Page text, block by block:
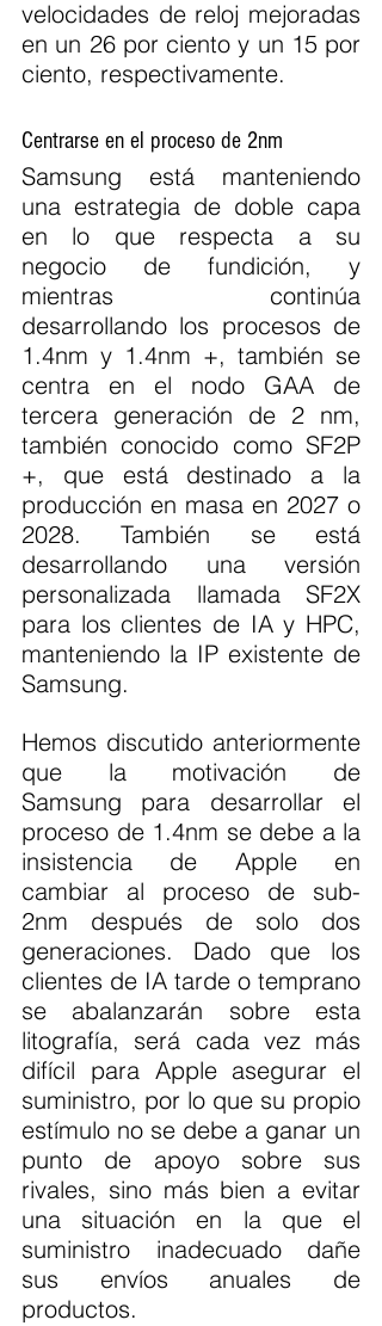
velocidades de reloj mejoradas
en un 26 por ciento y un 15 por
ciento, respectivamente.
Centrarse en el proceso de 2nm
Samsung está manteniendo
una estrategia de doble capa
en lo que respecta a su
negocio de fundición, y
mientras continúa
desarrollando los procesos de
1.4nm y 1.4nm +, también se
centra en el nodo GAA de
tercera generación de 2 nm,
también conocido como SF2P
+, que está destinado a la
producción en masa en 2027 o
2028. También se está
desarrollando una versión
personalizada llamada SF2X
para los clientes de IA y HPC,
manteniendo la IP existente de
Samsung.
Hemos discutido anteriormente
que la motivación de
Samsung para desarrollar el
proceso de 1.4nm se debe a la
insistencia de Apple en
cambiar al proceso de sub-
2nm después de solo dos
generaciones. Dado que los
clientes de IA tarde o temprano
se abalanzarán sobre esta
litografía, será cada vez más
difícil para Apple asegurar el
suministro, por lo que su propio
estímulo no se debe a ganar un
punto de apoyo sobre sus
rivales, sino más bien a evitar
una situación en la que el
suministro inadecuado dañe
sus envíos anuales de
productos.